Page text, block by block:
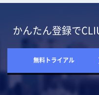
かんたん登録で
無料トライアル